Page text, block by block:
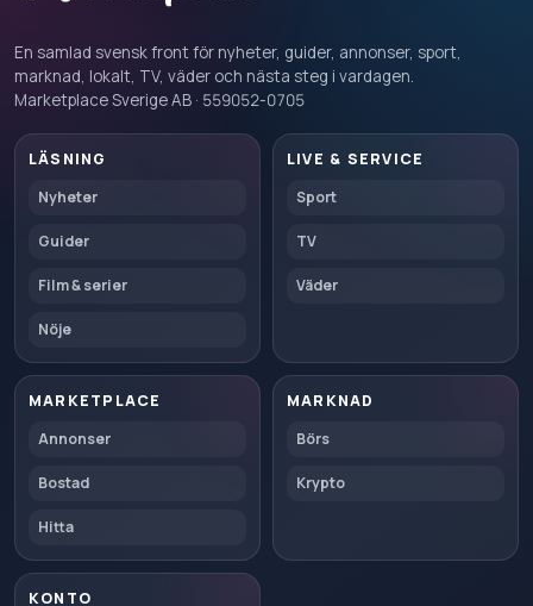
En samlad svensk front för nyheter, guider, annonser, sport,
marknad, lokalt, TV, väder och nästa steg i vardagen.
Marketplace Sverige AB · 559052-0705
LÄSNING
Nyheter
Guider
Film & serier
Nöje
LIVE & SERVICE
Sport
TV
Väder
MARKETPLACE
Annonser
Bostad
Hitta
MARKNAD
Börs
Krypto
KONTO